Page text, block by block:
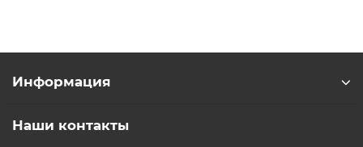
Информация
Наши контакты